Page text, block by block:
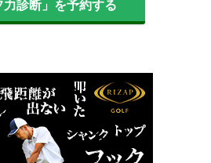
力診断」を予約する